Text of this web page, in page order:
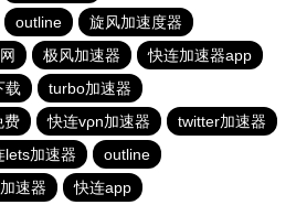
outline
旋风加速度器
极风加速器
快连加速器app
载
turbo加速器
费
快连vρn加速器
twitter加速器
lets加速器
outline
速器 快连app